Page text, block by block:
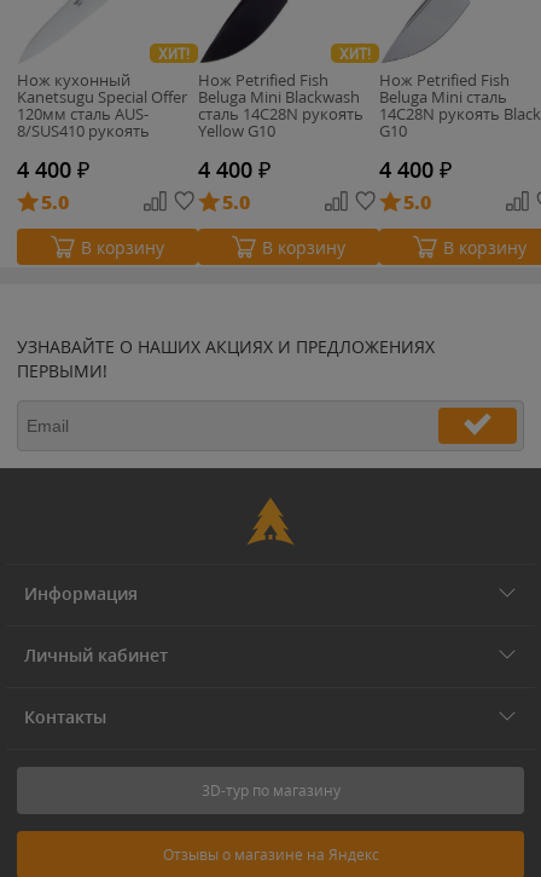
ХИТ!
Нож кухонный
Kanetsugu Special Offer
120мм сталь AUS-
8/SUS410 рукоять
розовое дерево (2001)
4 400 ₽
5.0
В корзину
ХИТ!
Нож Petrified Fish
Beluga Mini Blackwash
сталь 14C28N рукоять
Yellow G10
4 400 ₽
5.0
В корзину
Нож Petrified Fish
Beluga Mini сталь
14C28N рукоять Black
G10
4 400 ₽
5.0
В корзину
УЗНАВАЙТЕ О НАШИХ АКЦИЯХ И ПРЕДЛОЖЕНИЯХ
ПЕРВЫМИ!
Информация
Личный кабинет
Контакты
3D-тур по магазину
Отзывы о магазине на Яндекс